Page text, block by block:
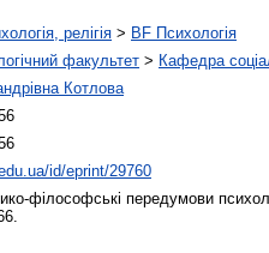
релігія > BF Психологія
факультет > Кафедра
Котлова
id/eprint/29760
філософські передумови